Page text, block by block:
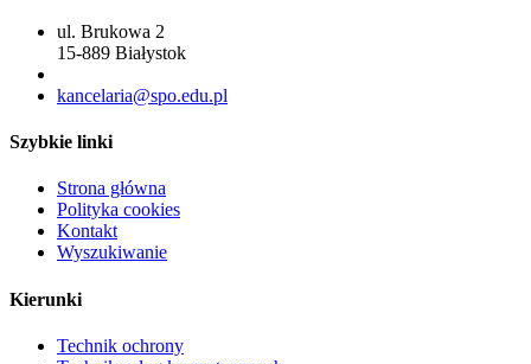
ul. Brukowa 2
15-889 Białystok
kancelaria@spo.edu.pl
Szybkie linki
Strona główna
Polityka cookies
Kontakt
Wyszukiwanie
Kierunki
Technik ochrony